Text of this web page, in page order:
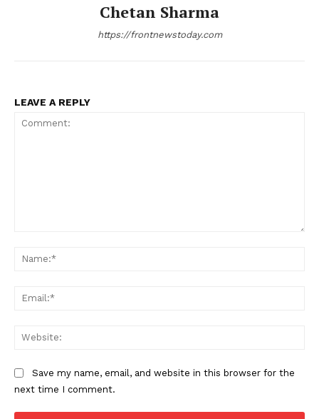
Chetan Sharma
https://frontnewstoday.com
LEAVE A REPLY
Save my name, email, and website in this browser for the
next time I comment.